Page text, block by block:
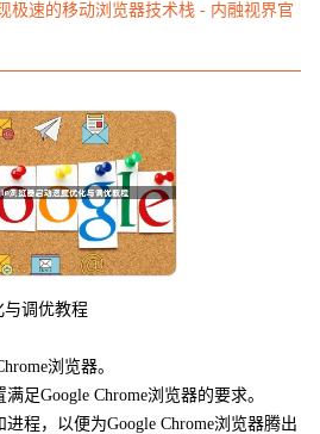
极速的移动浏览器技术栈 - 内融视界官
与调优教程
浏览器。
足Google Chrome浏览器的要求。
程，以便为Google Chrome浏览器腾出